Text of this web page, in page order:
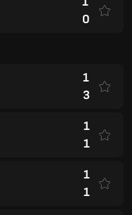
0
1
3
1
1
1
1